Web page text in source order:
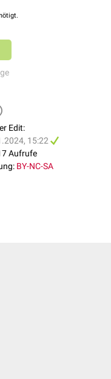
Edit:
15:22
Aufrufe
BY-NC-SA